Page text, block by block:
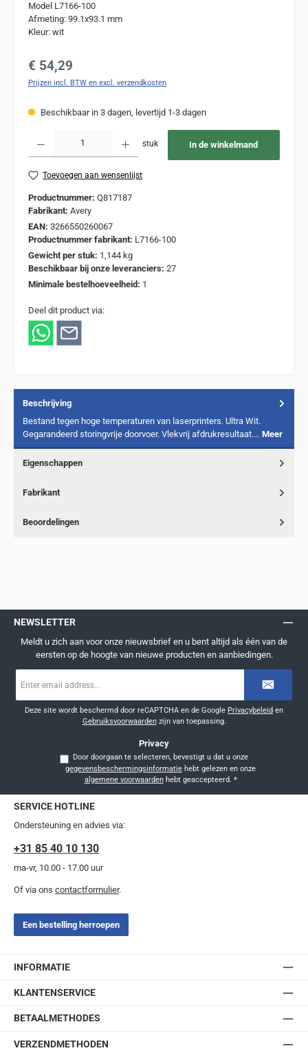
Model L7166-100
Afmeting: 99.1x93.1 mm
Kleur: wit
Normale prijs:
€ 54,29
Prijzen incl. BTW en excl. verzendkosten
Beschikbaar in 3 dagen, levertijd 1-3 dagen
stuk In de winkelmand
Toevoegen aan wensenlijst
Productnummer: Q817187
Fabrikant: Avery
EAN: 3266550260067
Productnummer fabrikant: L7166-100
Gewicht per stuk: 1,144 kg
Beschikbaar bij onze leveranciers: 27
Minimale bestelhoeveelheid: 1
Deel dit product via:
Beschrijving
Bestand tegen hoge temperaturen van laserprinters. Ultra Wit.
Gegarandeerd storingvrije doorvoer. Vlekvrij afdrukresultaat.… Meer
Eigenschappen
Fabrikant
Beoordelingen
NEWSLETTER
Meldt u zich aan voor onze nieuwsbrief en u bent altijd als één van de
eersten op de hoogte van nieuwe producten en aanbiedingen.
mailadres
Deze site wordt beschermd door reCAPTCHA en de Google Privacybeleid en
Gebruiksvoorwaardenzijn van toepassing.
Privacy
Door doorgaan te selecteren, bevestigt u dat u onze
gegevensbeschermingsinformatie
algemene voorwaardenhebt geaccepteerd. *
SERVICE HOTLINE
Ondersteuning en advies via:
+31 85 40 10 130
ma-vr, 10.00 - 17.00 uur
Of via ons contactformulier.
Een bestelling herroepen
INFORMATIE
KLANTENSERVICE
BETAALMETHODES
VERZENDMETHODEN